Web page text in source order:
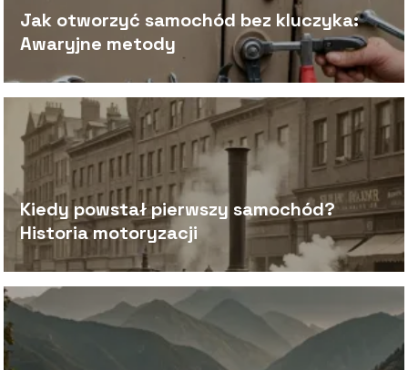
Jak otworzyć samochód bez kluczyka:
Awaryjne metody
Kiedy powstał pierwszy samochód?
Historia motoryzacji